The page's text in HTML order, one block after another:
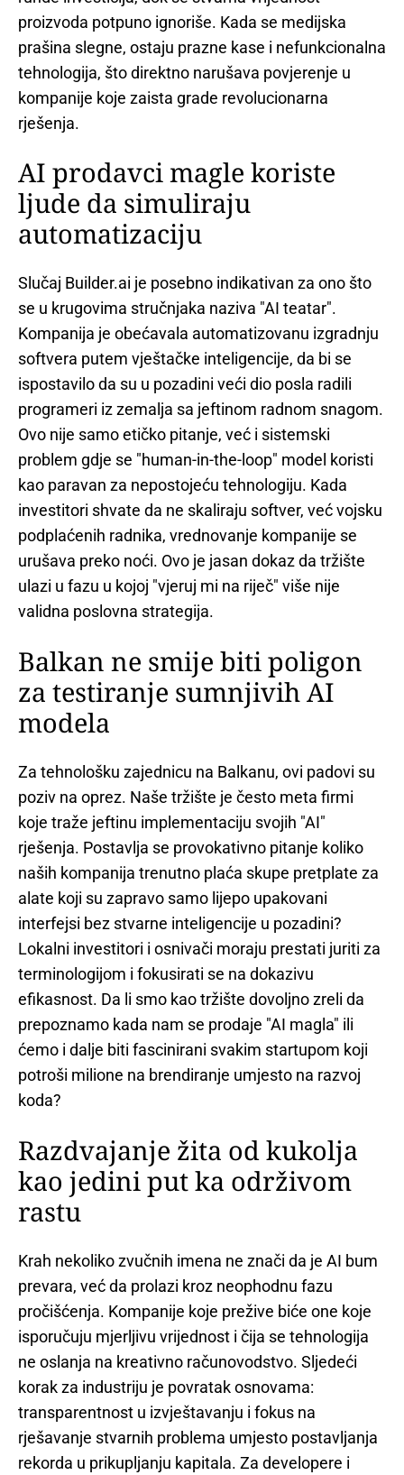
proizvoda potpuno ignoriše. Kada se medijska
prašina slegne, ostaju prazne kase i nefunkcionalna
tehnologija, što direktno narušava povjerenje u
kompanije koje zaista grade revolucionarna
rješenja.
AI prodavci magle koriste
ljude da simuliraju
automatizaciju
Slučaj Builder.ai je posebno indikativan za ono što
se u krugovima stručnjaka naziva "AI teatar".
Kompanija je obećavala automatizovanu izgradnju
softvera putem vještačke inteligencije, da bi se
ispostavilo da su u pozadini veći dio posla radili
programeri iz zemalja sa jeftinom radnom snagom.
Ovo nije samo etičko pitanje, već i sistemski
problem gdje se "human-in-the-loop" model koristi
kao paravan za nepostojeću tehnologiju. Kada
investitori shvate da ne skaliraju softver, već vojsku
podplaćenih radnika, vrednovanje kompanije se
urušava preko noći. Ovo je jasan dokaz da tržište
ulazi u fazu u kojoj "vjeruj mi na riječ" više nije
validna poslovna strategija.
Balkan ne smije biti poligon
za testiranje sumnjivih AI
modela
Za tehnološku zajednicu na Balkanu, ovi padovi su
poziv na oprez. Naše tržište je često meta firmi
koje traže jeftinu implementaciju svojih "AI"
rješenja. Postavlja se provokativno pitanje koliko
naših kompanija trenutno plaća skupe pretplate za
alate koji su zapravo samo lijepo upakovani
interfejsi bez stvarne inteligencije u pozadini?
Lokalni investitori i osnivači moraju prestati juriti za
terminologijom i fokusirati se na dokazivu
efikasnost. Da li smo kao tržište dovoljno zreli da
prepoznamo kada nam se prodaje "AI magla" ili
ćemo i dalje biti fascinirani svakim startupom koji
potroši milione na brendiranje umjesto na razvoj
koda?
Razdvajanje žita od kukolja
kao jedini put ka održivom
rastu
Krah nekoliko zvučnih imena ne znači da je AI bum
prevara, već da prolazi kroz neophodnu fazu
pročišćenja. Kompanije koje prežive biće one koje
isporučuju mjerljivu vrijednost i čija se tehnologija
ne oslanja na kreativno računovodstvo. Sljedeći
korak za industriju je povratak osnovama:
transparentnost u izvještavanju i fokus na
rješavanje stvarnih problema umjesto postavljanja
rekorda u prikupljanju kapitala. Za developere i